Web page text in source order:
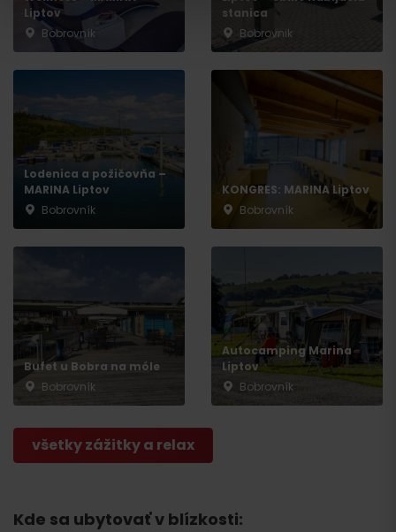
Liptov
Bobrovník
stanica
Bobrovnik
Lodenica a požičovňa –
MARINA Liptov
Bobrovník
KONGRES: MARINA Liptov
Bobrovník
Bufet u Bobra na móle
Bobrovník
Autocamping Marina
Liptov
Bobrovník
všetky zážitky a relax
Kde sa ubytovať v blízkosti:
Odchod